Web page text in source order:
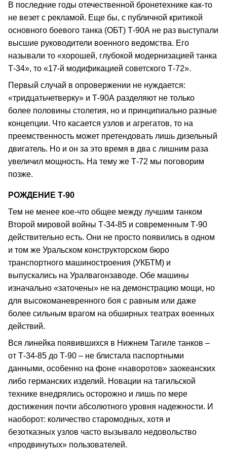
В последние годы отечественной бронетехнике как-то
не везет с рекламой. Еще бы, с публичной критикой
основного боевого танка (ОБТ) Т-90А не раз выступали
высшие руководители военного ведомства. Его
называли то «хорошей, глубокой модернизацией танка
Т-34», то «17-й модификацией советского Т-72».
Первый случай в опровержении не нуждается:
«тридцатьчетверку» и Т-90А разделяют не только
более половины столетия, но и принципиально разные
концепции. Что касается узлов и агрегатов, то на
преемственность может претендовать лишь дизельный
двигатель. Но и он за это время в два с лишним раза
увеличил мощность. На тему же Т-72 мы поговорим
позже.
РОЖДЕНИЕ Т-90
Тем не менее кое-что общее между лучшим танком
Второй мировой войны Т-34-85 и современным Т-90
действительно есть. Они не просто появились в одном
и том же Уральском конструкторском бюро
транспортного машиностроения (УКБТМ) и
выпускались на Уралвагонзаводе. Обе машины
изначально «заточены» не на демонстрацию мощи, но
для высокоманевренного боя с равным или даже
более сильным врагом на обширных театрах военных
действий.
Вся линейка появившихся в Нижнем Тагиле танков –
от Т-34-85 до Т-90 – не блистала паспортными
данными, особенно на фоне «наворотов» заокеанских
либо германских изделий. Новации на тагильской
технике внедрялись осторожно и лишь по мере
достижения почти абсолютного уровня надежности. И
наоборот: количество старомодных, хотя и
безотказных узлов часто вызывало недовольство
«продвинутых» пользователей.